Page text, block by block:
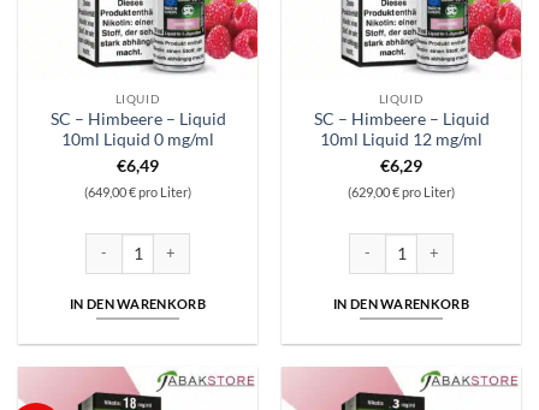
LIQUID
SC – Himbeere – Liquid
10ml Liquid 0 mg/ml
€6,49
(649,00 € pro Liter)
IN DEN WARENKORB
LIQUID
SC – Himbeere – Liquid
10ml Liquid 12 mg/ml
€6,29
(629,00 € pro Liter)
IN DEN WARENKORB